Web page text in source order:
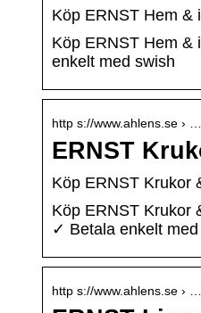
Köp ERNST Hem
Köp ERNST Hem
enkelt med swish
http s://www.ahlens.se ›
ERNST
Köp ERNST Krukor
Köp ERNST Krukor
✓ Betala enkelt med
http s://www.ahlens.se ›